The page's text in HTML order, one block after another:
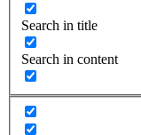
Search in title
Search in content